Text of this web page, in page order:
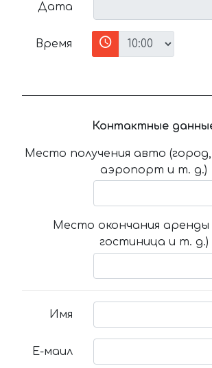
Дата
Время
Контактные
Место получения авто
аэропорт и т. д.)
Место окончания аренды
гостиница и т. д.)
Имя
Е-маил